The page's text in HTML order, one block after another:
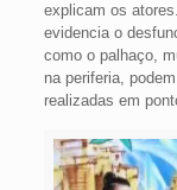
explicam os atores.
evidencia o
como o palhaço,
na periferia,
realizadas em